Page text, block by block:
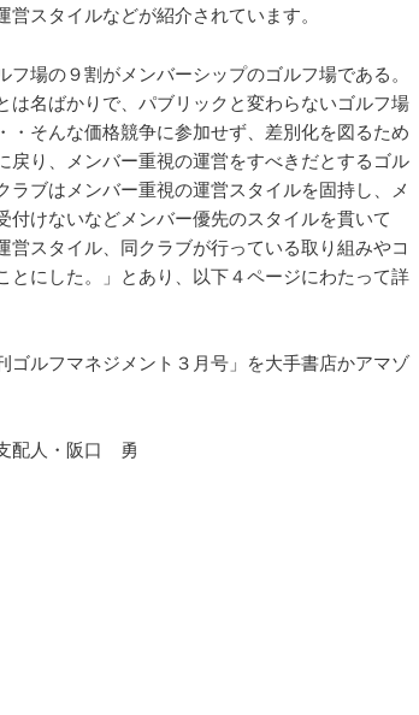
スタイルなどが紹介されています。
場の９割がメンバーシップのゴルフ場である。
は名ばかりで、パブリックと変わらないゴルフ場
・そんな価格競争に参加せず、差別化を図るため
戻り、メンバー重視の運営をすべきだとするゴル
ラブはメンバー重視の運営スタイルを固持し、メ
付けないなどメンバー優先のスタイルを貫いて
営スタイル、同クラブが行っている取り組みやコ
とにした。」とあり、以下４ページにわたって詳
ルフマネジメント３月号」を大手書店かアマゾ
配人・阪口 勇